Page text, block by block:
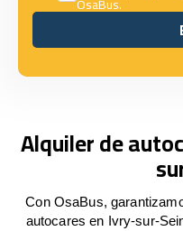
Alquiler de
Con OsaBus,
autocares en Ivry-sur-